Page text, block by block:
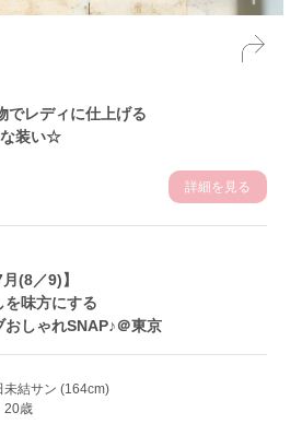
でレディに仕上げる
な装い☆
詳細を見る
(8／9)】
を味方にする
おしゃれSNAP♪＠東京
未結サン (164cm)
20歳